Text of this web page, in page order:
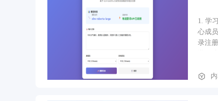
1. 学
心成
录注
功接